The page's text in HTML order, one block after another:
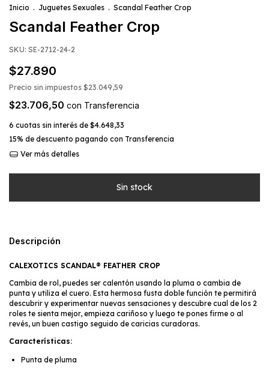
Inicio . Juguetes Sexuales . Scandal Feather Crop
Scandal Feather Crop
SKU: SE-2712-24-2
$27.890
Precio sin impuestos $23.049,59
$23.706,50 con Transferencia
6 cuotas sin interés de $4.648,33
15% de descuento pagando con Transferencia
Ver más detalles
Descripción
CALEXOTICS SCANDAL® FEATHER CROP
Cambia de rol, puedes ser calentón usando la pluma o cambia de
punta y utiliza el cuero. Esta hermosa fusta doble función te permitirá
descubrir y experimentar nuevas sensaciones y descubre cual de los 2
roles te sienta mejor, empieza cariñoso y luego te pones firme o al
revés, un buen castigo seguido de caricias curadoras.
Características:
Punta de pluma